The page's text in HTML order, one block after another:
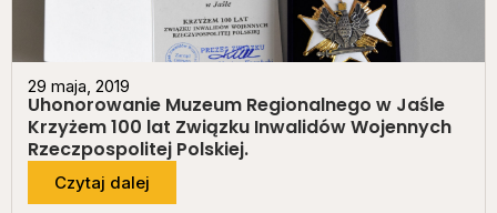
29 maja, 2019
Uhonorowanie Muzeum Regionalnego w Jaśle
Krzyżem 100 lat Związku Inwalidów Wojennych
Rzeczpospolitej Polskiej.
Czytaj dalej